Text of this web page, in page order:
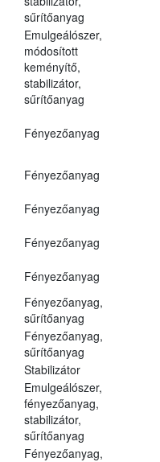
sűrítőanyag
Emulgeálószer,
módosított
keményítő,
stabilizátor,
sűrítőanyag
Fényezőanyag
Fényezőanyag
Fényezőanyag
Fényezőanyag
Fényezőanyag
Fényezőanyag,
sűrítőanyag
Fényezőanyag,
sűrítőanyag
Stabilizátor
Emulgeálószer,
fényezőanyag,
stabilizátor,
sűrítőanyag
Fényezőanyag,